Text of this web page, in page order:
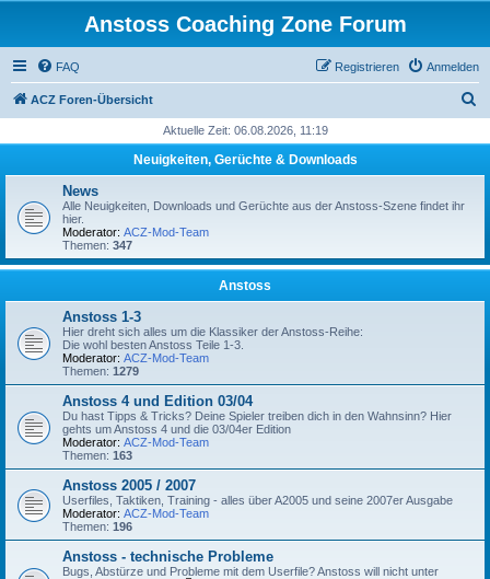
Anstoss Coaching Zone Forum
FAQ Anmelden
Registrieren
ACZ Foren-Übersicht
h
Aktuelle Zeit: 06.08.2026, 11:19
Neuigkeiten, Gerüchte & Downloads
News
Alle Neuigkeiten, Downloads und Gerüchte aus der Anstoss-Szene findet ihr
hier.
Moderator: ACZ-Mod-Team
Themen: 347
Anstoss
Anstoss 1-3
Hier dreht sich alles um die Klassiker der Anstoss-Reihe:
Die wohl besten Anstoss Teile 1-3.
Moderator: ACZ-Mod-Team
Themen: 1279
Anstoss 4 und Edition 03/04
Du hast Tipps & Tricks? Deine Spieler treiben dich in den Wahnsinn? Hier
gehts um Anstoss 4 und die 03/04er Edition
Moderator: ACZ-Mod-Team
Themen: 163
Anstoss 2005 / 2007
Userfiles, Taktiken, Training - alles über A2005 und seine 2007er Ausgabe
Moderator: ACZ-Mod-Team
Themen: 196
Anstoss - technische Probleme
Bugs, Abstürze und Probleme mit dem Userfile? Anstoss will nicht unter